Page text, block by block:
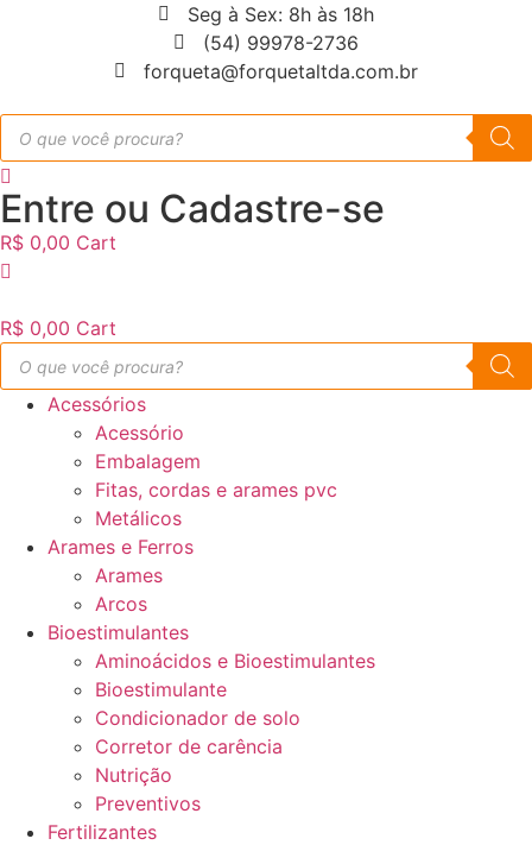
Seg à Sex: 8h às 18h
(54) 99978-2736
forqueta@forquetaltda.com.br
Products
search
Entre ou Cadastre-se
R$ 0,00 Cart
R$ 0,00 Cart
Products
search
Acessórios
Acessório
Embalagem
Fitas, cordas e arames pvc
Metálicos
Arames e Ferros
Arames
Arcos
Bioestimulantes
Aminoácidos e Bioestimulantes
Bioestimulante
Condicionador de solo
Corretor de carência
Nutrição
Preventivos
Fertilizantes